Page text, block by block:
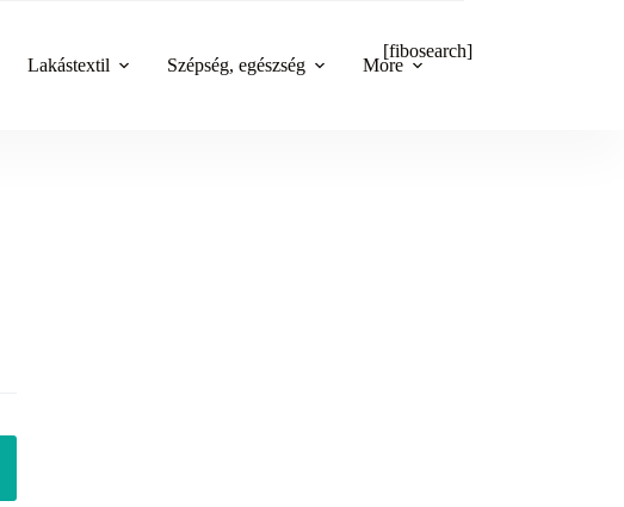
Lakástextil Szépség, egészség More
[fibosearch]